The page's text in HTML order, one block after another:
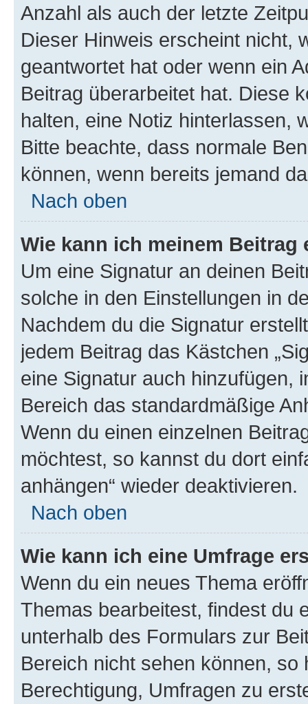
Anzahl als auch der letzte
Dieser Hinweis erscheint nicht,
geantwortet hat oder wenn ein
Beitrag überarbeitet hat. Diese
halten, eine Notiz hinterlassen,
Bitte beachte, dass normale
können, wenn bereits jemand
Nach oben
Wie kann ich meinem
Um eine Signatur an deinen
solche in den Einstellungen in
Nachdem du die Signatur
jedem Beitrag das Kästchen
eine Signatur auch hinzufügen,
Bereich das standardmäßige
Wenn du einen einzelnen
möchtest, so kannst du dort
anhängen“ wieder deaktivieren.
Nach oben
Wie kann ich eine Umfrage
Wenn du ein neues Thema
Themas bearbeitest, findest du
unterhalb des Formulars zur
Bereich nicht sehen können,
Berechtigung, Umfragen zu